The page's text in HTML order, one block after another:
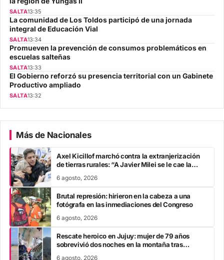
SALTA13:35
La comunidad de Los Toldos participó de una jornada
integral de Educación Vial
SALTA13:34
Promueven la prevención de consumos problemáticos en
escuelas salteñas
SALTA13:33
El Gobierno reforzó su presencia territorial con un Gabinete
Productivo ampliado
SALTA13:32
Más de Nacionales
Axel Kicillof marchó contra la extranjerización
de tierras rurales: “A Javier Milei se le cae la
6 agosto, 2026
Brutal represión: hirieron en la cabeza a una
fotógrafa en las inmediaciones del Congreso
6 agosto, 2026
Rescate heroico en Jujuy: mujer de 79 años
sobrevivió dos noches en la montaña tras
6 agosto, 2026